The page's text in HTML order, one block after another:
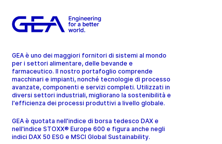
GEA è uno dei maggiori fornitori di sistemi al mondo
per i settori alimentare, delle bevande e
farmaceutico. Il nostro portafoglio comprende
macchinari e impianti, nonché tecnologie di processo
avanzate, componenti e servizi completi. Utilizzati in
diversi settori industriali, migliorano la sostenibilità e
l'efficienza dei processi produttivi a livello globale.
GEA è quotata nell'indice di borsa tedesco DAX e
nell'indice STOXX® Europe 600 e figura anche negli
indici DAX 50 ESG e MSCI Global Sustainability.